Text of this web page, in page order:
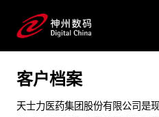
证，提供精准且全面
代表的专业应答能力
预约专家咨询
客户档案
天士力医药集团股份有限公司是